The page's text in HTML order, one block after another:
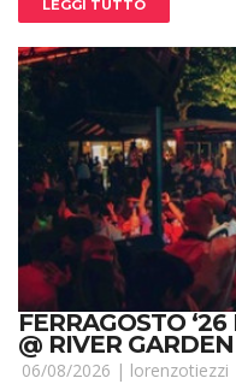
LEGGI TUTTO
FERRAGOSTO
@ RIVER
06/08/2026 | lorenzotiezzi